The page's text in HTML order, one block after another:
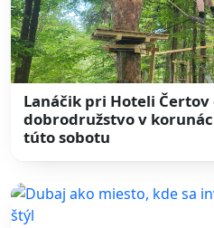
Lanáčik pri Hoteli
dobrodružstvo v
túto sobotu